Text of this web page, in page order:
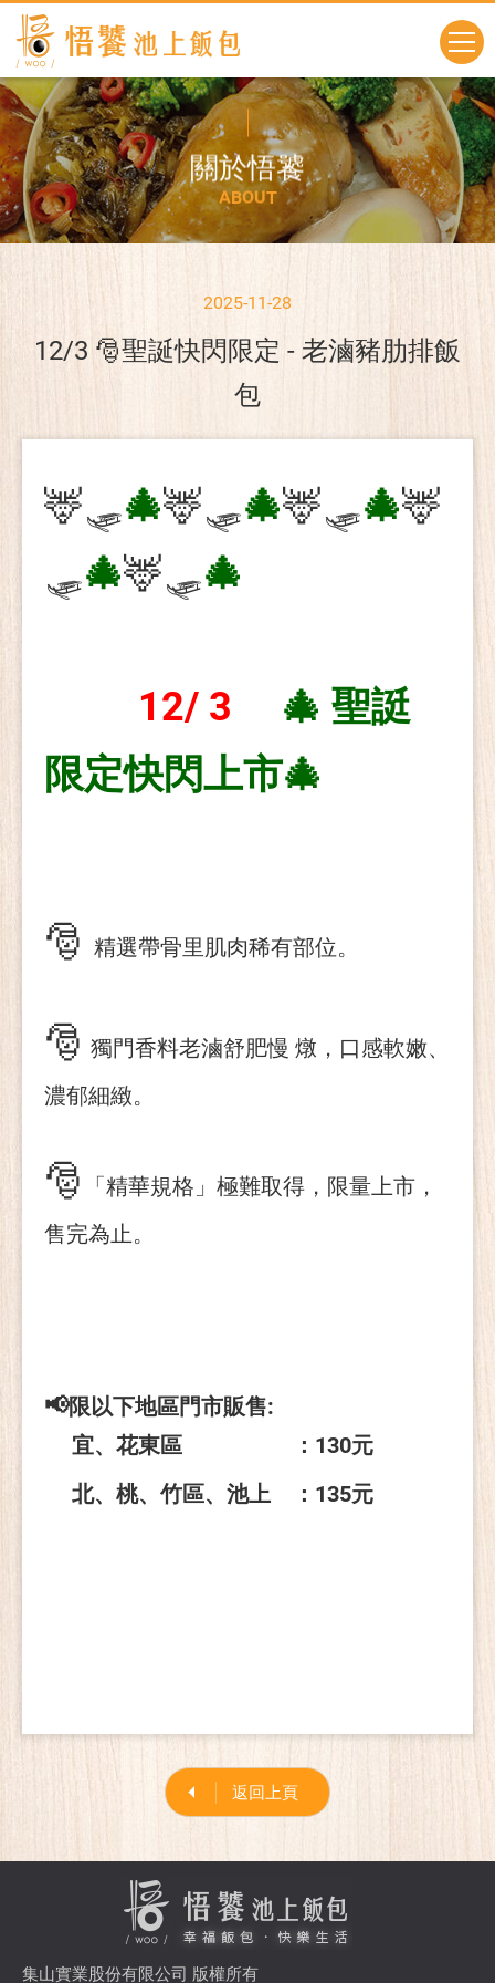
關於悟饕
ABOUT
2025-11-28
12/3 🎅聖誕快閃限定 - 老滷豬肋排飯
包
🦌🛷🎄🦌🛷🎄🦌🛷🎄🦌
🛷🎄🦌🛷🎄
12/ 3 🎄 聖誔
限定快閃上市🎄
🎅精選帶骨里肌肉稀有部位。
🎅 獨門香料老滷舒肥慢 燉，口感軟嫩、
濃郁細緻。
🎅
「精華規格」極難取得，限量上市，
售完為止。
📢限以下地區門市販售:
宜、花東區 ：130元
北、桃、竹區、池上 ：135元
返回上頁
集山實業股份有限公司 版權所有